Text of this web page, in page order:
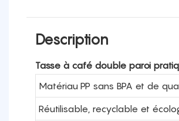
Description
Tasse à café double paroi
Matériau PP sans BPA et de
Réutilisable, recyclable et